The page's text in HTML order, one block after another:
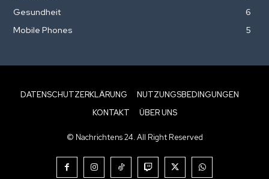
Gesundheit
6
Mobile Phones
5
DATENSCHUTZERKLÄRUNG
NUTZUNGSBEDINGUNGEN
KONTAKT
ÜBER UNS
© Nachrichtens 24. All Right Reserved